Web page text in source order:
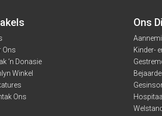
Ons
‘n Donasie
Winkel
Ons
Ons
Kinder-